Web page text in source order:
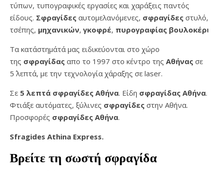
τύπων, τυπογραφικές εργασίες και χαράξεις παντός
είδους. Σφραγίδες αυτομελανόμενες, σφραγίδες στυλό,
τσέπης, μηχανικών,γκοφρέ, πυρογραφίας βουλοκέρι
Τα κατάστημάτά μας ειδικεύονται στο χώρο
της σφραγίδας απο το 1997 στο κέντρο της Αθήνας σε
5΄ λεπτά, με την τεχνολογία χάραξης σε laser.
Σε 5 λεπτά σφραγίδες Αθήνα. Είδη σφραγίδας Αθήνα.
Φτιάξε αυτόματες, ξύλινες σφραγίδες στην Αθήνα.
Προσφορές σφραγίδες Αθήνα.
Sfragides Athina Express.
Βρείτε τη σωστή σφραγίδα